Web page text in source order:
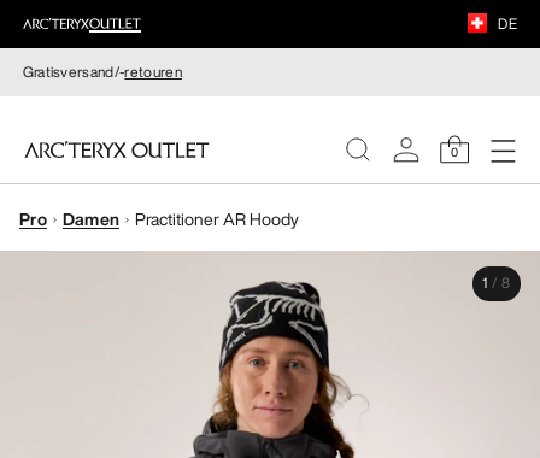
DE
Gratisversand/-retouren
0
DAMEN
Pro Damen Practitioner AR Hoody
1 / 8